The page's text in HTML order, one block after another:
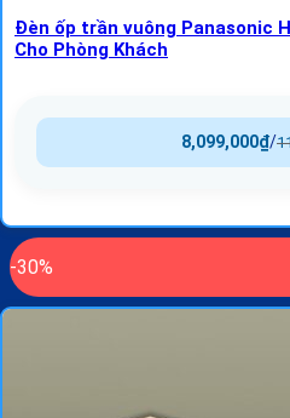
Đèn ốp trần vuông Panasonic
Cho Phòng Khách
/
8,099,000₫
-30%